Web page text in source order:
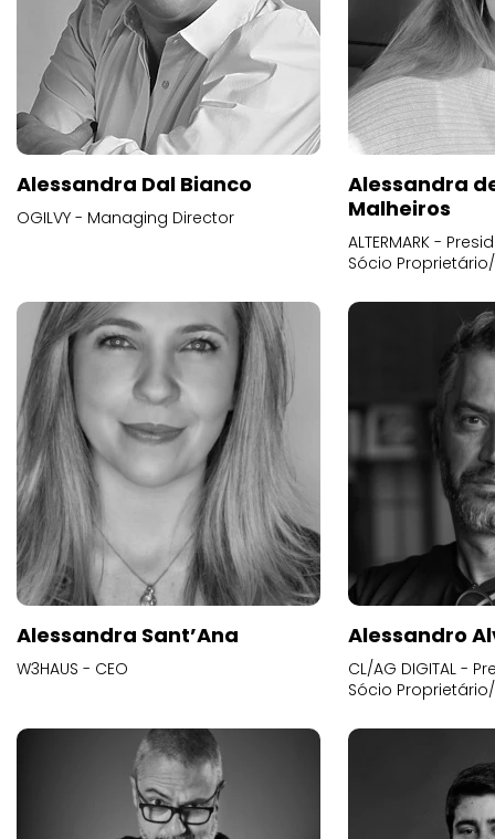
Alessandra Dal Bianco
OGILVY - Managing Director
Alessandra
Malheiros
ALTERMARK -
Sócio
Alessandra Sant’Ana
W3HAUS - CEO
Alessandro
CL/AG DIGITAL -
Sócio